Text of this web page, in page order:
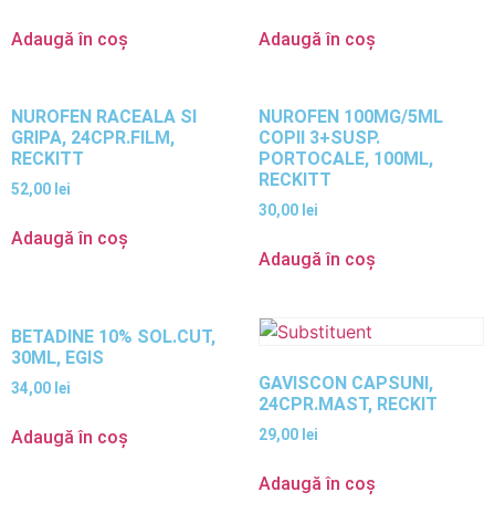
Adaugă în coș Adaugă în coș
NUROFEN RACEALA SI
GRIPA, 24CPR.FILM,
RECKITT
52,00 lei
Adaugă în coș
NUROFEN 100MG/5ML
COPII 3+SUSP.
PORTOCALE, 100ML,
RECKITT
30,00 lei
Adaugă în coș
BETADINE 10% SOL.CUT,
30ML, EGIS
34,00 lei
Adaugă în coș
GAVISCON CAPSUNI,
24CPR.MAST, RECKIT
29,00 lei
Adaugă în coș